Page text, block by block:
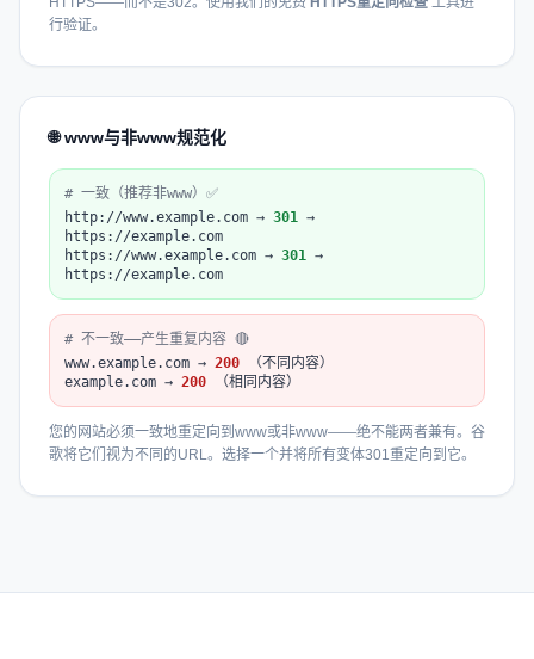
行验证。
🌐 www与非www规范化
# 一致（推荐非www）✅
http://www.example.com → 301 →
https://example.com
https://www.example.com → 301 →
https://example.com
# 不一致——产生重复内容 🔴
www.example.com → 200 （不同内容）
example.com → 200 （相同内容）
您的网站必须一致地重定向到www或非www——绝不能两者兼有。谷
歌将它们视为不同的URL。选择一个并将所有变体301重定向到它。